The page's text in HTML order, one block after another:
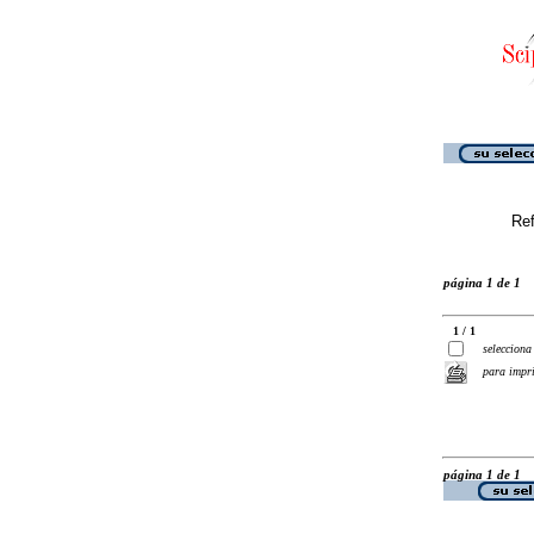
página 1 de 1
1 / 1
selecciona
para
página 1 de 1